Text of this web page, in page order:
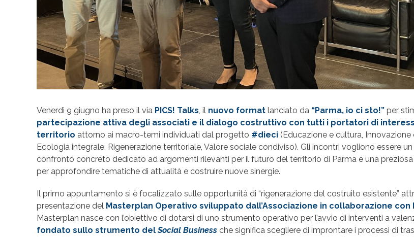
Venerdì 9 giugno ha preso il via PICS! Talks, il nuovo format lanciato da “Parma, io ci sto!” per
partecipazione attiva degli associati e il dialogo costruttivo con tutti i portatori di
territorio attorno ai macro-temi individuati dal progetto #dieci (Educazione e cultura, Innovazione
Ecologia integrale, Rigenerazione territoriale, Valore sociale condiviso). Gli incontri vogliono essere
confronto concreto dedicato ad argomenti rilevanti per il futuro del territorio di Parma e una
per approfondire tematiche di attualità e costruire nuove sinergie.
Il primo appuntamento si è focalizzato sulle opportunità di “rigenerazione del costruito esistente”
presentazione del Masterplan Operativo sviluppato dall’Associazione in collaborazione con
Masterplan nasce con l’obiettivo di dotarsi di uno strumento operativo per l’avvio di interventi a
fondato sullo strumento delSocial Business che significa scegliere di improntare i processi di